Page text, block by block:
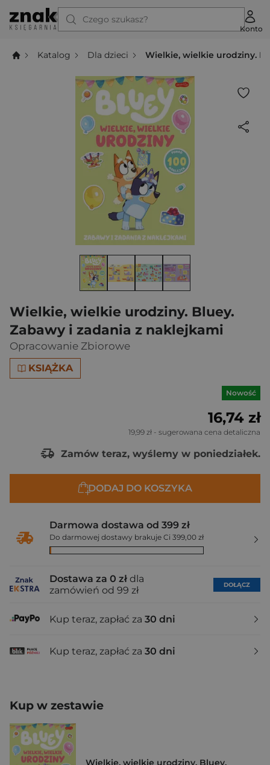
Czego szukasz?
Konto
Katalog Dla dzieci Wielkie, wielkie urodziny.
Wielkie, wielkie urodziny. Bluey.
Zabawy i zadania z naklejkami
Opracowanie Zbiorowe
KSIĄŻKA
Nowość
16,74 zł
19,99 zł - sugerowana cena detaliczna
Zamów teraz, wyślemy w poniedziałek.
DODAJ DO KOSZYKA
Darmowa dostawa od 399 zł
Do darmowej dostawy brakuje Ci 399,00 zł
Dostawa za 0 zł dla
zamówień od 99 zł
DOŁĄCZ
Kup teraz, zapłać za 30 dni
Kup teraz, zapłać za 30 dni
Kup w zestawie
Wielkie, wielkie urodziny. Bluey.